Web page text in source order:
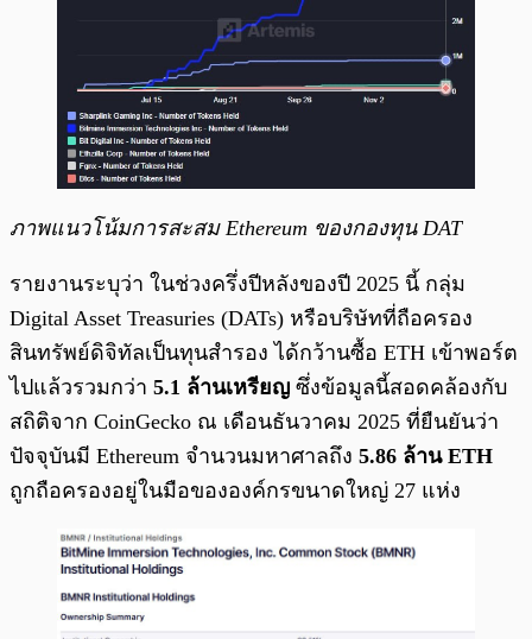
ภาพแนวโน้มการสะสม Ethereum ของกองทุน DAT
รายงานระบุว่า ในช่วงครึ่งปีหลังของปี 2025 นี้ กลุ่ม
Digital Asset Treasuries (DATs) หรือบริษัทที่ถือครอง
สินทรัพย์ดิจิทัลเป็นทุนสำรอง ได้กว้านซื้อ ETH เข้าพอร์ต
ไปแล้วรวมกว่า 5.1 ล้านเหรียญ ซึ่งข้อมูลนี้สอดคล้องกับ
สถิติจาก CoinGecko ณ เดือนธันวาคม 2025 ที่ยืนยันว่า
ปัจจุบันมี Ethereum จำนวนมหาศาลถึง 5.86 ล้าน ETH
ถูกถือครองอยู่ในมือขององค์กรขนาดใหญ่ 27 แห่ง